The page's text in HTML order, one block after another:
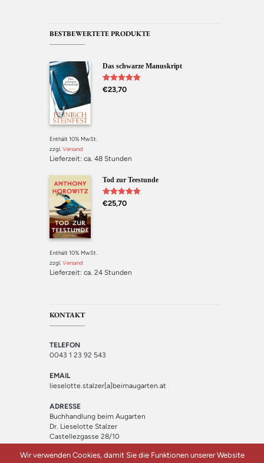
BESTBEWERTETE PRODUKTE
Das schwarze Manuskript
Bewertet mit
5.00 von 5
€23,70
Enthält 10% MwSt.
zzgl. Versand
Lieferzeit: ca. 48 Stunden
Tod zur Teestunde
Bewertet mit
5.00 von 5
€25,70
Enthält 10% MwSt.
zzgl. Versand
Lieferzeit: ca. 24 Stunden
KONTAKT
TELEFON
0043 1 23 92 543
EMAIL
lieselotte.stalzer[a]beimaugarten.at
ADRESSE
Buchhandlung beim Augarten
Dr. Lieselotte Stalzer
Castellezgasse 28/10
1020 Wien
Wir verwenden Cookies, damit Sie die Funktionen unserer Website